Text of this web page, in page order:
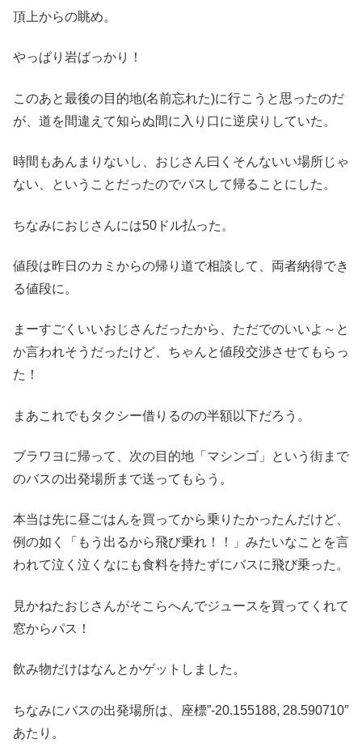
頂上からの眺め。
やっぱり岩ばっかり！
このあと最後の目的地(名前忘れた)に行こうと思ったのだ
が、道を間違えて知らぬ間に入り口に逆戻りしていた。
時間もあんまりないし、おじさん曰くそんないい場所じゃ
ない、ということだったのでパスして帰ることにした。
ちなみにおじさんには50ドル払った。
値段は昨日のカミからの帰り道で相談して、両者納得でき
る値段に。
まーすごくいいおじさんだったから、ただでのいいよ～と
か言われそうだったけど、ちゃんと値段交渉させてもらっ
た！
まあこれでもタクシー借りるのの半額以下だろう。
ブラワヨに帰って、次の目的地「マシンゴ」という街まで
のバスの出発場所まで送ってもらう。
本当は先に昼ごはんを買ってから乗りたかったんだけど、
例の如く「もう出るから飛び乗れ！！」みたいなことを言
われて泣く泣くなにも食料を持たずにバスに飛び乗った。
見かねたおじさんがそこらへんでジュースを買ってくれて
窓からパス！
飲み物だけはなんとかゲットしました。
ちなみにバスの出発場所は、座標”-20.155188, 28.590710″
あたり。